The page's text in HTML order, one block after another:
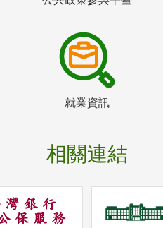
就業資訊
相關連結